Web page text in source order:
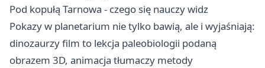
Pod kopułą Tarnowa - czego się nauczy widz
Pokazy w planetarium nie tylko bawią, ale i wyjaśniają:
dinozaurzy film to lekcja paleobiologii podaną
obrazem 3D, animacja tłumaczy metody